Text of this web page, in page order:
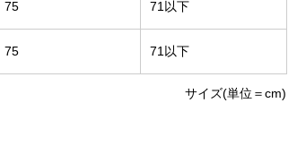
75 71以下
75 71以下
サイズ(単位＝cm)